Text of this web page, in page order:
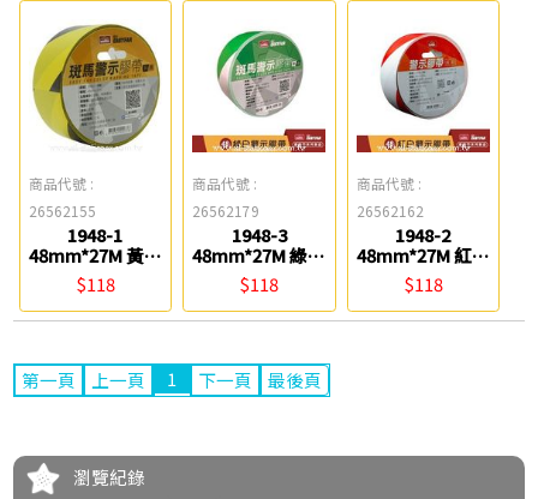
商品代號 :
26562155
1948-1
48mm*27M 黃黑
色 斑馬警示膠帶
鎰法 EASYFAR
$118
商品代號 :
26562179
1948-3
48mm*27M 綠白
色 斑馬警示膠帶
鎰法 EASYFAR
$118
商品代號 :
26562162
1948-2
48mm*27M 紅白
色 斑馬警示膠帶
鎰法 EASYFAR
$118
第一頁 上一頁 1 下一頁 最後頁
瀏覽紀錄